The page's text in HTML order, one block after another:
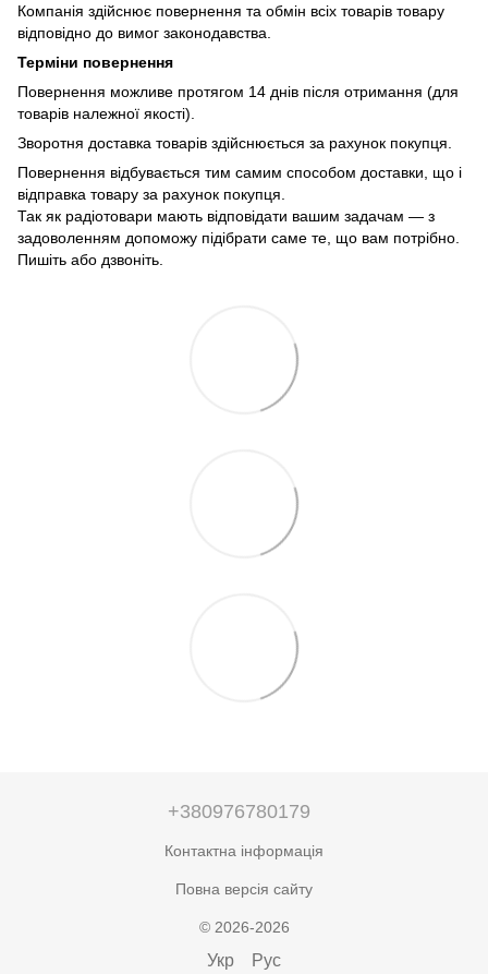
Компанія здійснює повернення та обмін всіх товарів товару
відповідно до вимог законодавства.
Терміни повернення
Повернення можливе протягом 14 днів після отримання (для
товарів належної якості).
Зворотня доставка товарів здійснюється за рахунок покупця.
Повернення відбувається тим самим способом доставки, що і
відправка товару за рахунок покупця.
Так як радіотовари мають відповідати вашим задачам — з
задоволенням допоможу підібрати саме те, що вам потрібно.
Пишіть або дзвоніть.
+380976780179
Контактна інформація
Повна версія сайту
© 2026-2026
Укр Рус